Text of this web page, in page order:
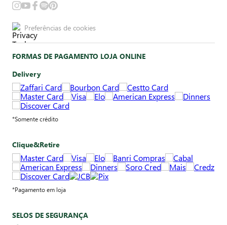
Preferências de cookies
FORMAS DE PAGAMENTO LOJA ONLINE
Delivery
*Somente crédito
Clique&Retire
*Pagamento em loja
SELOS DE SEGURANÇA